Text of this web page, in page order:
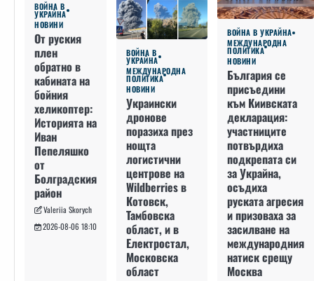
ВОЙНА В
УКРАЙНА
НОВИНИ
От руския
плен
обратно в
кабината на
бойния
хеликоптер:
Историята на
Иван
Пепеляшко
от
Болградския
район
Valeriia Skorych
2026-08-06 18:10
ВОЙНА В
УКРАЙНА
МЕЖДУНАРОДНА
ПОЛИТИКА
НОВИНИ
Украински
дронове
поразиха през
нощта
логистични
центрове на
Wildberries в
Котовск,
Тамбовска
област, и в
Електростал,
Московска
област
ВОЙНА В УКРАЙНА
МЕЖДУНАРОДНА
ПОЛИТИКА
НОВИНИ
България се
присъедини
към Киивската
декларация:
участниците
потвърдиха
подкрепата си
за Украйна,
осъдиха
руската агресия
и призоваха за
засилване на
международния
натиск срещу
Москва